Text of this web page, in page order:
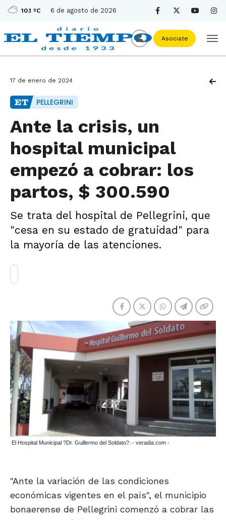
10.1 ºC 6 de agosto de 2026
Asociate
17 de enero de 2024
PELLEGRINI
Ante la crisis, un
hospital municipal
empezó a cobrar: los
partos, $ 300.590
Se trata del hospital de Pellegrini, que
"cesa en su estado de gratuidad" para
la mayoría de las atenciones.
El Hospital Municipal ?Dr. Guillermo del Soldato?. - veradia.com -
"Ante la variación de las condiciones
económicas vigentes en el país", el municipio
bonaerense de Pellegrini comenzó a cobrar las